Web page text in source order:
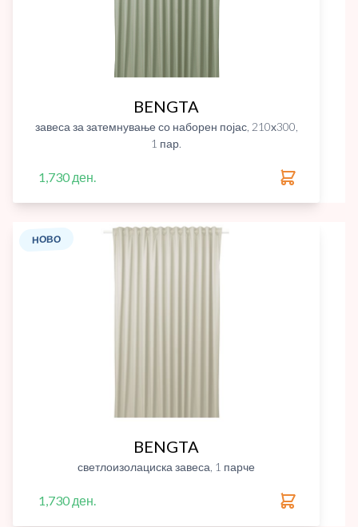
BENGTA
завеса за затемнување со наборен појас, 210х300,
1 пар.
1,730 ден.
НОВО
BENGTA
светлоизолациска завеса, 1 парче
1,730 ден.